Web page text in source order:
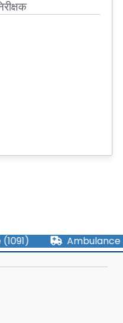
तक्रार प्रणाली
UNIT
(1091)